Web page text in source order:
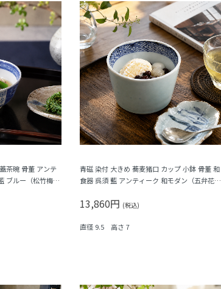
茶碗 骨董 アンテ
ブルー（松竹梅・
青磁 染付 大きめ 蕎麦猪口 カップ 小鉢 骨董 和
食器 呉須 藍 アンティーク 和モダン（五弁花・
13,860円 (税込)
直径 9.5 高さ 7